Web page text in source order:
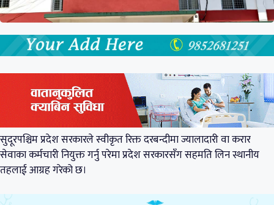
सुदूरपश्चिम प्रदेश सरकारले स्वीकृत रिक्त दरबन्दीमा ज्यालादारी वा करार
सेवाका कर्मचारी नियुक्त गर्नु परेमा प्रदेश सरकारसँग सहमति लिन स्थानीय
तहलाई आग्रह गरेको छ।